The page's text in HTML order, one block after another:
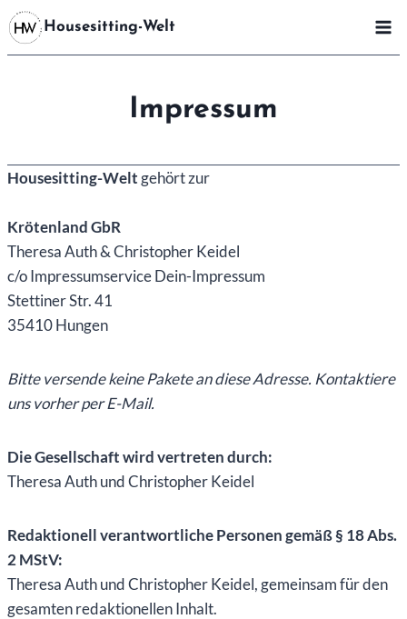
Zum
Inhalt
springen
Housesitting-Welt
Impressum
Housesitting-Welt gehört zur
Krötenland GbR
Theresa Auth & Christopher Keidel
c/o Impressumservice Dein-Impressum
Stettiner Str. 41
35410 Hungen
Bitte versende keine Pakete an diese Adresse. Kontaktiere
uns vorher per E-Mail.
Die Gesellschaft wird vertreten durch:
Theresa Auth und Christopher Keidel
Redaktionell verantwortliche Personen gemäß § 18 Abs.
2 MStV:
Theresa Auth und Christopher Keidel, gemeinsam für den
gesamten redaktionellen Inhalt.